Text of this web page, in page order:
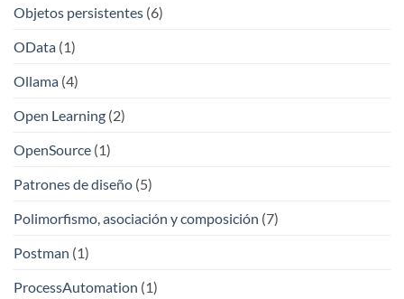
Objetos persistentes (6)
OData (1)
Ollama (4)
Open Learning (2)
OpenSource (1)
Patrones de diseño (5)
Polimorfismo, asociación y composición (7)
Postman (1)
ProcessAutomation (1)